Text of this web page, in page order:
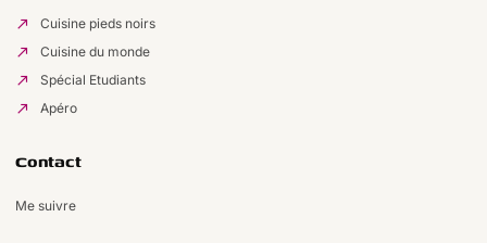
Cuisine pieds noirs
Cuisine du monde
Spécial Etudiants
Apéro
Contact
Me suivre